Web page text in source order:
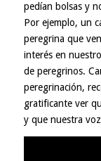
pedían bolsas y
Por ejemplo, un
peregrina que
interés en
de peregrinos.
peregrinación,
gratificante ver
y que nuestra